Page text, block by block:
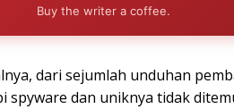
Buy the writer a coffee.
dari sejumlah unduhan
spyware dan uniknya tidak